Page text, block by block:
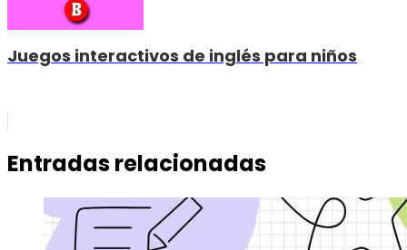
Juegos interactivos de inglés para niños
Entradas relacionadas